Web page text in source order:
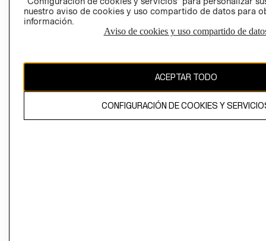
El contenido de esta página web está protegido por copyright y es
nuestro aviso de cookies y uso compartido de datos para
información.
Aviso de cookies y uso compartido de
ACEPTAR TODO
CONFIGURACIÓN DE COOKIES Y